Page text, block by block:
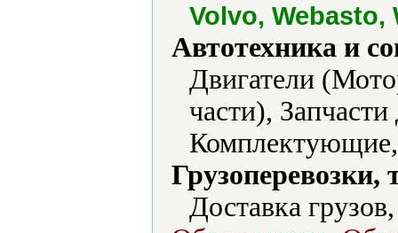
Volvo, Webasto,
Автотехника и
Двигатели
части),
Доставка